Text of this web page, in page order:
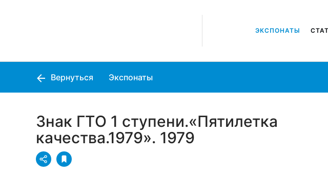
ЭКСПОНАТЫ
Вернуться Экспонаты
Знак ГТО 1 ступени.«Пятилетка
качества.1979». 1979